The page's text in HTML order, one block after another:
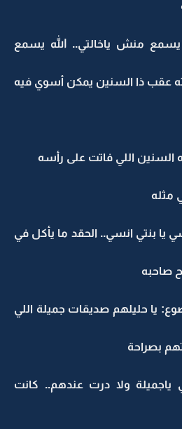
يسمع منش ياخالتي.. الله يسمع
عقب ذا السنين يمكن أسوي فيه
السنين اللي فاتت على رأسه
مثله
يا بنتي انسي.. الحقد ما يأكل في
صاحبه
يا حليلهم صديقات جميلة اللي
بصراحة
ياجميلة ولا درت عندهم.. كانت